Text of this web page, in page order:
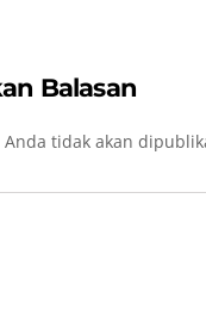
Balasan
tidak akan